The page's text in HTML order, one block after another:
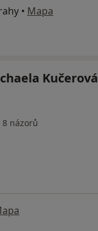
• Mapa
Kučerová
8 názorů